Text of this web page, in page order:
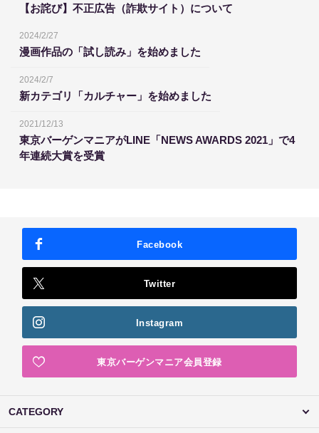
【お詫び】不正広告（詐欺サイト）について
2024/2/27
漫画作品の「試し読み」を始めました
2024/2/7
新カテゴリ「カルチャー」を始めました
2021/12/13
東京バーゲンマニアがLINE「NEWS AWARDS 2021」で4
年連続大賞を受賞
Facebook
Twitter
Instagram
東京バーゲンマニア会員登録
CATEGORY